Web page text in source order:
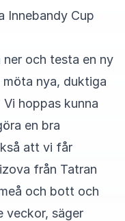
Innebandy Cup
och testa en ny
nya, duktiga
hoppas kunna
en bra
att vi får
från Tatran
och bott och
veckor, säger